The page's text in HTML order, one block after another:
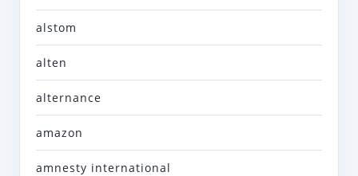
alstom
alten
alternance
amazon
amnesty international